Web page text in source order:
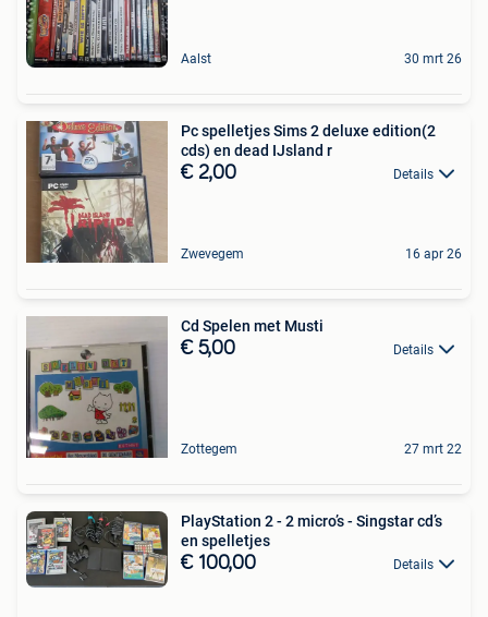
Aalst 30 mrt 26
Pc spelletjes Sims 2 deluxe edition(2
cds) en dead IJsland r
€ 2,00 Details
Zwevegem 16 apr 26
Cd Spelen met Musti
€ 5,00 Details
Zottegem 27 mrt 22
PlayStation 2 - 2 micro’s - Singstar cd’s
en spelletjes
€ 100,00 Details